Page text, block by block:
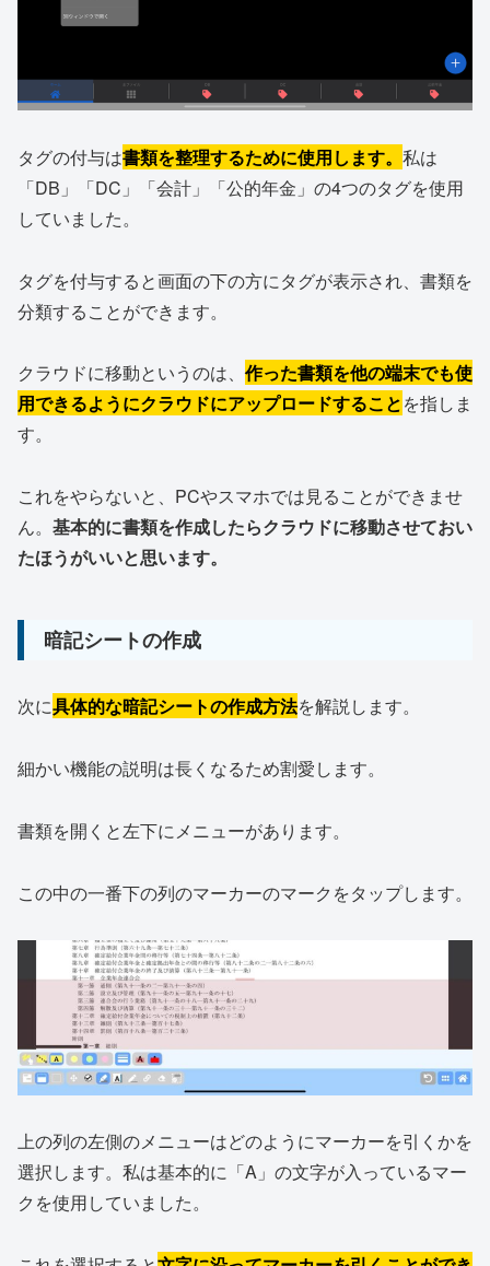
タグの付与は書類を整理するために使用します。 私は
「DB」「DC」「会計」「公的年金」の4つのタグを使用
していました。
タグを付与すると画面の下の方にタグが表示され、書類を
分類することができます。
クラウドに移動というのは、 作った書類を他の端末でも使
用できるようにクラウドにアップロードすることを指しま
す。
これをやらないと、PCやスマホでは見ることができませ
ん。 基本的に書類を作成したらクラウドに移動させておい
たほうがいいと思います。
暗記シートの作成
次に具体的な暗記シートの作成方法を解説します。
細かい機能の説明は長くなるため割愛します。
書類を開くと左下にメニューがあります。
この中の一番下の列のマーカーのマークをタップします。
上の列の左側のメニューはどのようにマーカーを引くかを
選択します。私は基本的に「A」の文字が入っているマー
クを使用していました。